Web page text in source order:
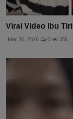
Viral Video Ibu
Mar 30, 2026 0 356